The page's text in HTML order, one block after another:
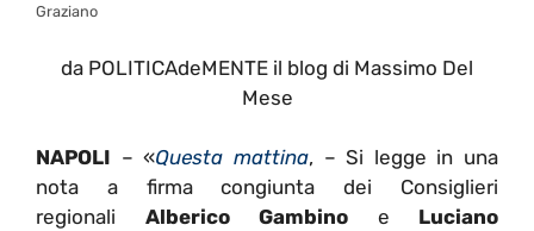
Graziano
da POLITICAdeMENTE il blog di Massimo Del
Mese
NAPOLI – «Questa mattina, – Si legge in una
nota a firma congiunta dei Consiglieri
regionali Alberico Gambino e Luciano